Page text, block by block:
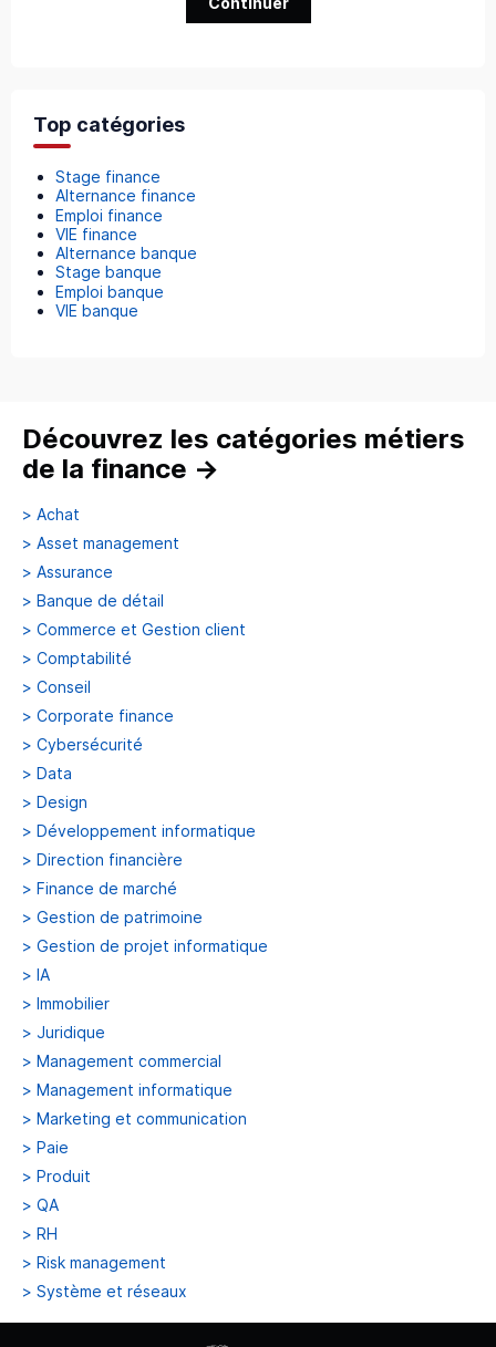
Top catégories
Stage finance
Alternance finance
Emploi finance
VIE finance
Alternance banque
Stage banque
Emploi banque
VIE banque
Découvrez les catégories métiers
de la finance →
> Achat
> Asset management
> Assurance
> Banque de détail
> Commerce et Gestion client
> Comptabilité
> Conseil
> Corporate finance
> Cybersécurité
> Data
> Design
> Développement informatique
> Direction financière
> Finance de marché
> Gestion de patrimoine
> Gestion de projet informatique
> IA
> Immobilier
> Juridique
> Management commercial
> Management informatique
> Marketing et communication
> Paie
> Produit
> QA
> RH
> Risk management
> Système et réseaux